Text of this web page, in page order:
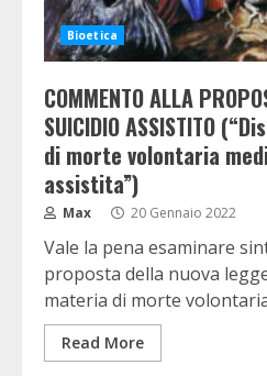
Bioetica
COMMENTO ALLA
SUICIDIO ASSISTITO
di morte volontaria
assistita”)
Max 20 Gennaio 2022
Vale la pena esaminare
proposta della nuova
materia di morte
Read More